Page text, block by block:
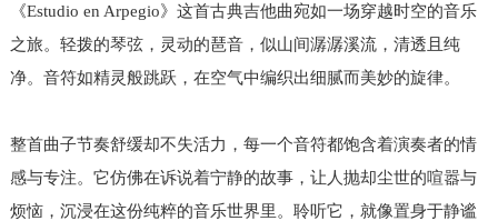
《Estudio en Arpegio》这首古典吉他曲宛如一场穿越时空的音乐
之旅。轻拨的琴弦，灵动的琶音，似山间潺潺溪流，清透且纯
净。音符如精灵般跳跃，在空气中编织出细腻而美妙的旋律。
整首曲子节奏舒缓却不失活力，每一个音符都饱含着演奏者的情
感与专注。它仿佛在诉说着宁静的故事，让人抛却尘世的喧嚣与
烦恼，沉浸在这份纯粹的音乐世界里。聆听它，就像置身于静谧